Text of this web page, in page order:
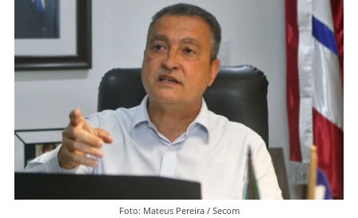
Foto: Mateus Pereira / Secom